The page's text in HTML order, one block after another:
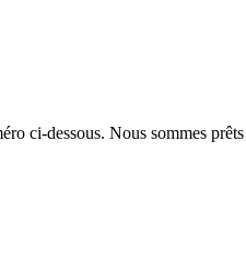
ci-dessous. Nous sommes